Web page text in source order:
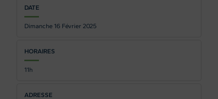
DATE
Dimanche 16 Février 2025
HORAIRES
11h
ADRESSE